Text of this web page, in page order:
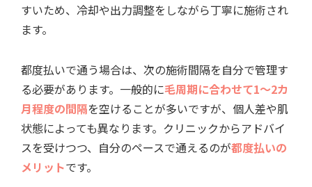
すいため、冷却や出力調整をしながら丁寧に施術され
ます。
都度払いで通う場合は、次の施術間隔を自分で管理す
る必要があります。一般的に毛周期に合わせて1～2カ
月程度の間隔を空けることが多いですが、個人差や肌
状態によっても異なります。クリニックからアドバイ
スを受けつつ、自分のペースで通えるのが都度払いの
メリットです。